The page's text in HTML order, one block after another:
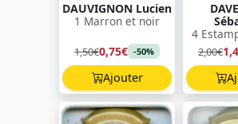
DAUVIGNON Lucien
1 Marron et noir
1,50€0,75€ -50%
Ajouter
4
2,00€